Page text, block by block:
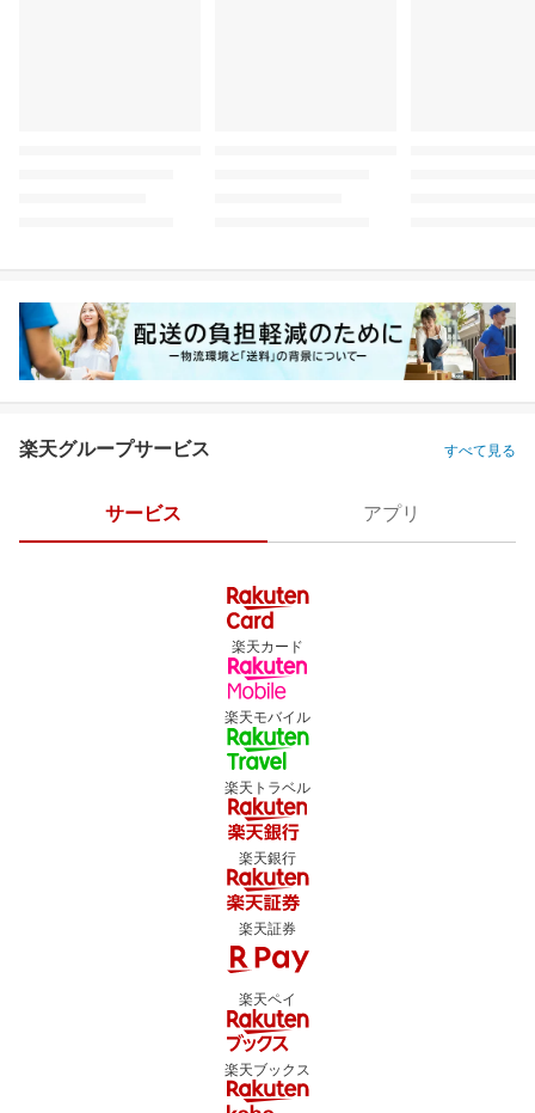
楽天グループサービス すべて見る
サービス アプリ
楽天カード
楽天モバイル
楽天トラベル
楽天銀行
楽天証券
楽天ペイ
楽天ブックス